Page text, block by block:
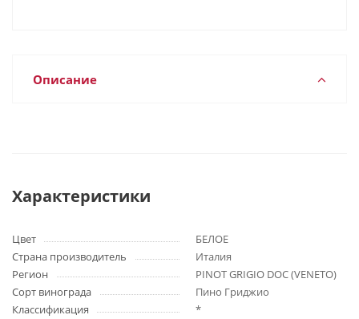
Описание
Характеристики
Цвет
БЕЛОЕ
Страна производитель
Италия
Регион
PINOT GRIGIO DOC (VENETO)
Сорт винограда
Пино Гриджио
Классификация
*